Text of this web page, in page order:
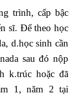
trình, cấp bậc
sĩ. Để theo học
d.học sinh cần
sau đó nộp
k.trúc hoặc đã
1, năm 2 tại